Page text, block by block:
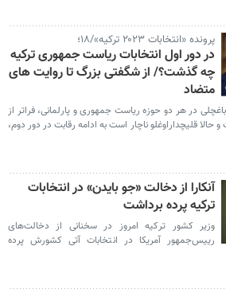
پرونده «انتخابات ۲۰۲۳ ترکیه»/۱۸؛
در دور اول انتخابات ریاست جمهوری ترکیه
چه گذشت؟/ از شگفتی بزرگ تا روایت های
متضاد
در هر دو حوزه ریاست جمهوری و پارلمانی، فراتر از
حالا قلیچداراوغلو ناچار است به ادامه رقابت در دور دوم،
آنکارا از دخالت «جو بایدن» در انتخابات
ترکیه پرده برداشت
وزیر کشور ترکیه امروز در سخنانی از دخالت‌های
رییس‌جمهور آمریکا در انتخابات آتی کشورش پرده